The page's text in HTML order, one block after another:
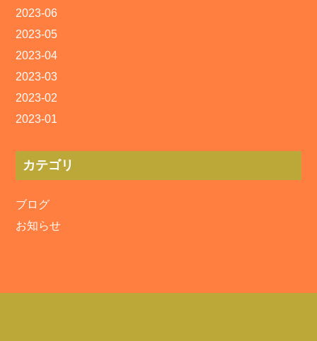
2023-06
2023-05
2023-04
2023-03
2023-02
2023-01
カテゴリ
ブログ
お知らせ